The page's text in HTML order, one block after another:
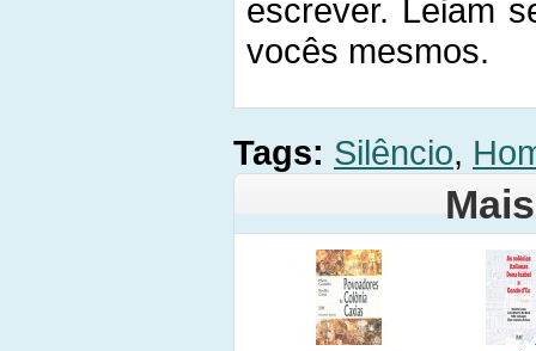
escrever. Leiam
vocês mesmos.
Tags: Silêncio,